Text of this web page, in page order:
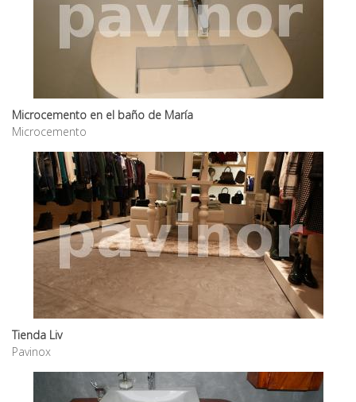
Microcemento en el baño de María
Microcemento
Tienda Liv
Pavinox